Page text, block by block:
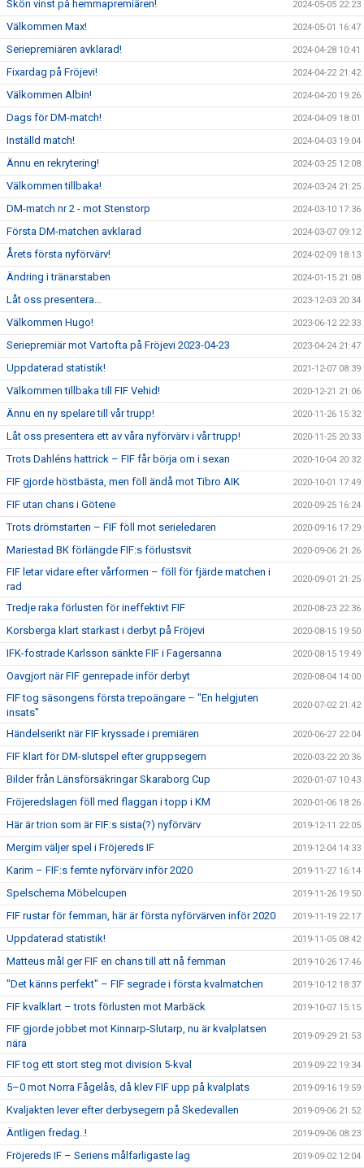
Skön vinst på hemmapremiären! 2024-05-05 22:23
Välkommen Max! 2024-05-01 16:47
Seriepremiären avklarad! 2024-04-28 10:41
Fixardag på Fröjevi! 2024-04-22 21:42
Välkommen Albin! 2024-04-20 19:26
Dags för DM-match! 2024-04-09 18:01
Inställd match! 2024-04-03 19:04
Ännu en rekrytering! 2024-03-25 12:08
Välkommen tillbaka! 2024-03-24 21:25
DM-match nr 2 - mot Stenstorp 2024-03-10 17:36
Första DM-matchen avklarad 2024-03-07 09:12
Årets första nyförvärv! 2024-02-09 18:13
Ändring i tränarstaben 2024-01-15 21:08
Låt oss presentera… 2023-12-03 20:34
Välkommen Hugo! 2023-06-12 22:33
Seriepremiär mot Vartofta på Fröjevi 2023-04-23 2023-04-24 21:47
Uppdaterad statistik! 2021-12-07 08:39
Välkommen tillbaka till FIF Vehid! 2020-12-21 21:06
Ännu en ny spelare till vår trupp! 2020-11-26 15:32
Låt oss presentera ett av våra nyförvärv i vår trupp! 2020-11-25 20:33
Trots Dahléns hattrick – FIF får börja om i sexan 2020-10-04 20:32
FIF gjorde höstbästa, men föll ändå mot Tibro AIK 2020-10-01 17:49
FIF utan chans i Götene 2020-09-25 16:24
Trots drömstarten – FIF föll mot serieledaren 2020-09-16 17:29
Mariestad BK förlängde FIF:s förlustsvit 2020-09-06 21:26
FIF letar vidare efter vårformen – föll för fjärde matchen i
rad
2020-09-01 21:25
Tredje raka förlusten för ineffektivt FIF 2020-08-23 22:36
Korsberga klart starkast i derbyt på Fröjevi 2020-08-15 19:50
IFK-fostrade Karlsson sänkte FIF i Fagersanna 2020-08-15 19:49
Oavgjort när FIF genrepade inför derbyt 2020-08-04 14:00
FIF tog säsongens första trepoängare – "En helgjuten
insats"
2020-07-02 21:42
Händelserikt när FIF kryssade i premiären 2020-06-27 22:04
FIF klart för DM-slutspel efter gruppsegern 2020-03-22 20:36
Bilder från Länsförsäkringar Skaraborg Cup 2020-01-07 10:43
Fröjeredslagen föll med flaggan i topp i KM 2020-01-06 18:26
Här är trion som är FIF:s sista(?) nyförvärv 2019-12-11 22:05
Mergim väljer spel i Fröjereds IF 2019-12-04 14:33
Karim – FIF:s femte nyförvärv inför 2020 2019-11-27 16:14
Spelschema Möbelcupen 2019-11-26 19:50
FIF rustar för femman, här är första nyförvärven inför 2020 2019-11-19 22:17
Uppdaterad statistik! 2019-11-05 08:42
Matteus mål ger FIF en chans till att nå femman 2019-10-26 17:46
"Det känns perfekt" – FIF segrade i första kvalmatchen 2019-10-12 18:37
FIF kvalklart – trots förlusten mot Marbäck 2019-10-07 15:15
FIF gjorde jobbet mot Kinnarp-Slutarp, nu är kvalplatsen
nära
2019-09-29 21:53
FIF tog ett stort steg mot division 5-kval 2019-09-22 19:34
5–0 mot Norra Fågelås, då klev FIF upp på kvalplats 2019-09-16 19:59
Kvaljakten lever efter derbysegern på Skedevallen 2019-09-06 21:52
Äntligen fredag..! 2019-09-06 08:23
Fröjereds IF – Seriens målfarligaste lag 2019-09-02 12:04